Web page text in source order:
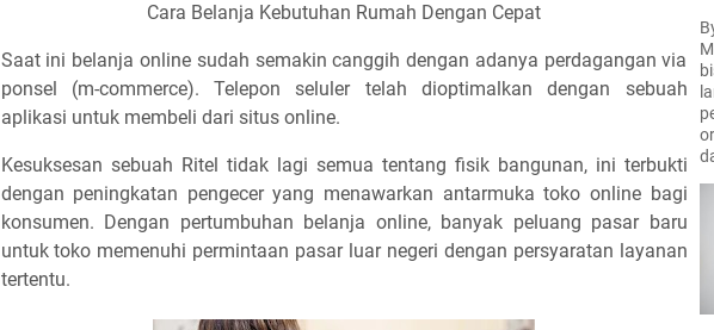
Cara Belanja Kebutuhan Rumah Dengan Cepat
Saat ini belanja online sudah semakin canggih dengan adanya perdagangan via
ponsel (m-commerce). Telepon seluler telah dioptimalkan dengan sebuah
aplikasi untuk membeli dari situs online.
Kesuksesan sebuah Ritel tidak lagi semua tentang fisik bangunan, ini terbukti
dengan peningkatan pengecer yang menawarkan antarmuka toko online bagi
konsumen. Dengan pertumbuhan belanja online, banyak peluang pasar baru
untuk toko memenuhi permintaan pasar luar negeri dengan persyaratan layanan
tertentu.